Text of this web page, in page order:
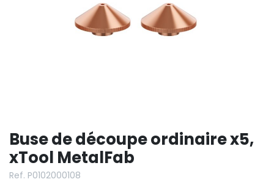
Buse de découpe ordinaire x5,
xTool MetalFab
Ref. P0102000108